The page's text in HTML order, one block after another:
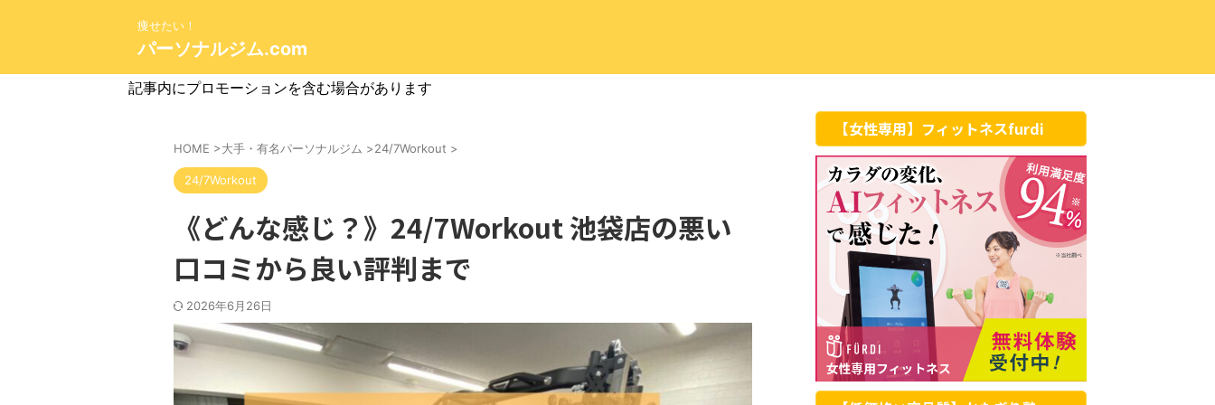
痩せたい！
パーソナルジム.com
記事内にプロモーションを含む場合があります
HOME >大手・有名パーソナルジム >24/7Workout >
24/7Workout
《どんな感じ？》24/7Workout 池袋店の悪い
口コミから良い評判まで
2026年6月26日
【女性専用】フィットネスfurdi